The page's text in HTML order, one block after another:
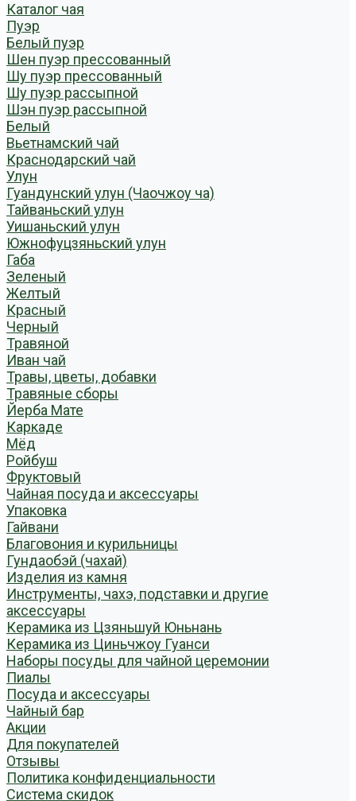
Каталог чая
Пуэр
Белый пуэр
Шен пуэр прессованный
Шу пуэр прессованный
Шу пуэр рассыпной
Шэн пуэр рассыпной
Белый
Вьетнамский чай
Краснодарский чай
Улун
Гуандунский улун (Чаочжоу ча)
Тайваньский улун
Уишаньский улун
Южнофуцзяньский улун
Габа
Зеленый
Желтый
Красный
Черный
Травяной
Иван чай
Травы, цветы, добавки
Травяные сборы
Йерба Мате
Каркаде
Мёд
Ройбуш
Фруктовый
Чайная посуда и аксессуары
Упаковка
Гайвани
Благовония и курильницы
Гундаобэй (чахай)
Изделия из камня
Инструменты, чахэ, подставки и другие
аксессуары
Керамика из Цзяньшуй Юньнань
Керамика из Циньчжоу Гуанси
Наборы посуды для чайной церемонии
Пиалы
Посуда и аксессуары
Чайный бар
Акции
Для покупателей
Отзывы
Политика конфиденциальности
Система скидок